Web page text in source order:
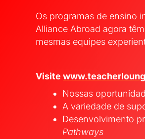
Os programas de ensino
Alliance Abroad agora
mesmas equipes
Visite
Nossas
A variedade de
Desenvolvimento
Pathways